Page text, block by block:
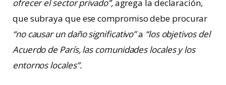
ofrecer el sector privado”,agrega la declaración,
que subraya que ese compromiso debe procurar
“no causar un daño significativo”a “los objetivos del
Acuerdo de París, las comunidades locales y los
entornos locales”.